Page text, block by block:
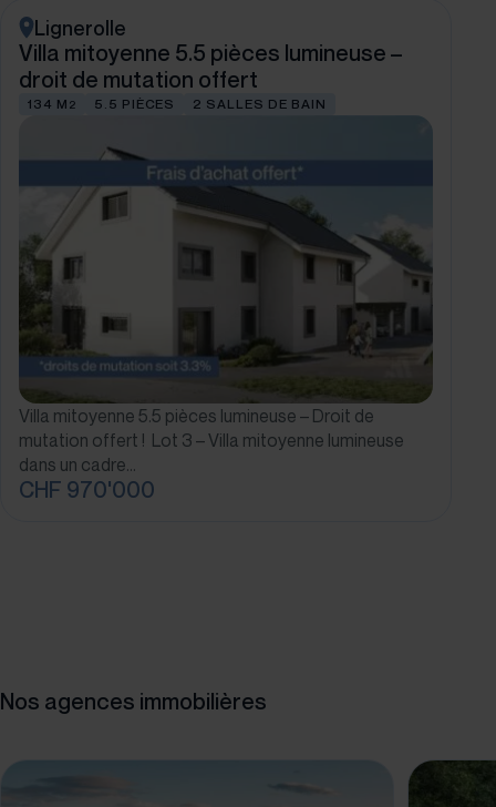
Un agréable séjour
Un WC visiteurs
1er étage :
3 chambres à coucher
Une salle de bains
Une suite parentale avec salle de bains attenante et
dressing
Une pergola
Une terrasse
Un agréable jardin plat
Stationnement :
Un garage box
Une place de parc extérieure
Lignerolle
Villa mitoyenne 5.5 pièces lumineuse –
droit de mutation offert
134 M 2 5.5 PIÈCES 2 SALLES DE BAIN
Villa mitoyenne 5.5 pièces lumineuse – Droit de
mutation offert ! Lot 3 – Villa mitoyenne lumineuse
dans un cadre…
CHF 970'000
Nos agences immobilières